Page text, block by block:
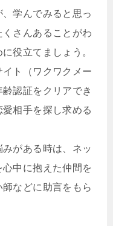
学んでみると思っ
さんあることがわ
役立てましょう。
ト（ワクワクメー
認証をクリアでき
相手を探し求める
がある時は、ネッ
心中に抱えた仲間を
などに助言をもら